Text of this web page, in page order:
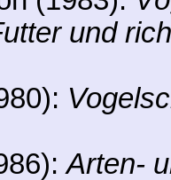
und
Arten-